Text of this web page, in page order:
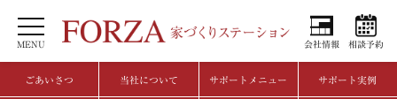
会社情報 相談予約
MENU
ごあいさつ 当社について サポートメニュー サポート実例